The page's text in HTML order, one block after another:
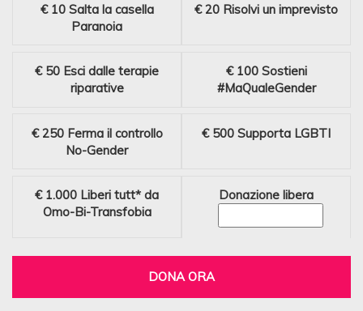
€ 10 Salta la casella
Paranoia
€ 20 Risolvi un imprevisto
€ 50 Esci dalle terapie
riparative
€ 100 Sostieni
#MaQualeGender
€ 250 Ferma il controllo
No-Gender
€ 500 Supporta LGBTI
€ 1.000 Liberi tutt* da
Omo-Bi-Transfobia
Donazione libera
DONA ORA